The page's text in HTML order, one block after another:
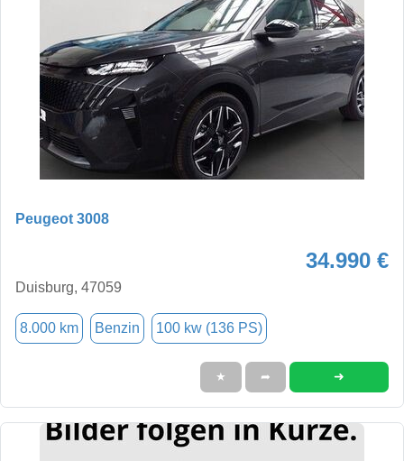
Peugeot 3008
34.990 €
Duisburg, 47059
8.000 km Benzin 100 kw (136 PS)
★ ➦ ➜